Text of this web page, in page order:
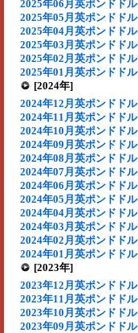
2025年06月英ポンドドル
2025年05月英ポンドドル
2025年04月英ポンドドル
2025年03月英ポンドドル
2025年02月英ポンドドル
2025年01月英ポンドドル
[2024年]
2024年12月英ポンドドル
2024年11月英ポンドドル
2024年10月英ポンドドル
2024年09月英ポンドドル
2024年08月英ポンドドル
2024年07月英ポンドドル
2024年06月英ポンドドル
2024年05月英ポンドドル
2024年04月英ポンドドル
2024年03月英ポンドドル
2024年02月英ポンドドル
2024年01月英ポンドドル
[2023年]
2023年12月英ポンドドル
2023年11月英ポンドドル
2023年10月英ポンドドル
2023年09月英ポンドドル